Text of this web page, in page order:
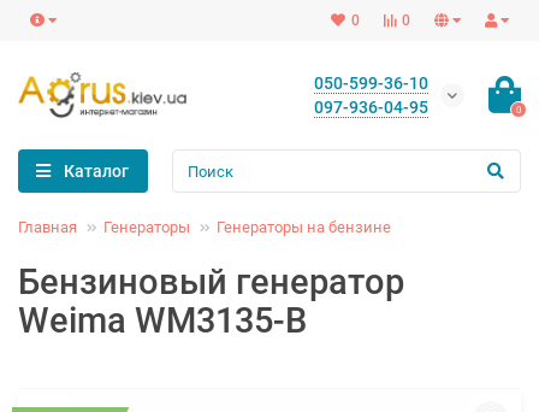
0
0
050-599-36-10
097-936-04-95
0
Каталог
Главная Генераторы Генераторы на бензине
Бензиновый генератор
Weima WM3135-B